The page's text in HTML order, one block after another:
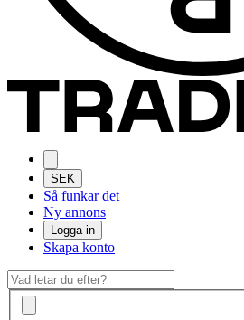
SEK
Så funkar det
Ny annons
Logga in
Skapa konto